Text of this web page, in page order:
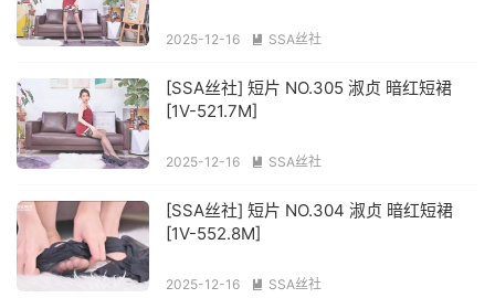
2025-12-16  SSA丝社
[SSA丝社] 短片 NO.305 淑贞 暗红短裙
[1V-521.7M]
2025-12-16  SSA丝社
[SSA丝社] 短片 NO.304 淑贞 暗红短裙
[1V-552.8M]
2025-12-16  SSA丝社